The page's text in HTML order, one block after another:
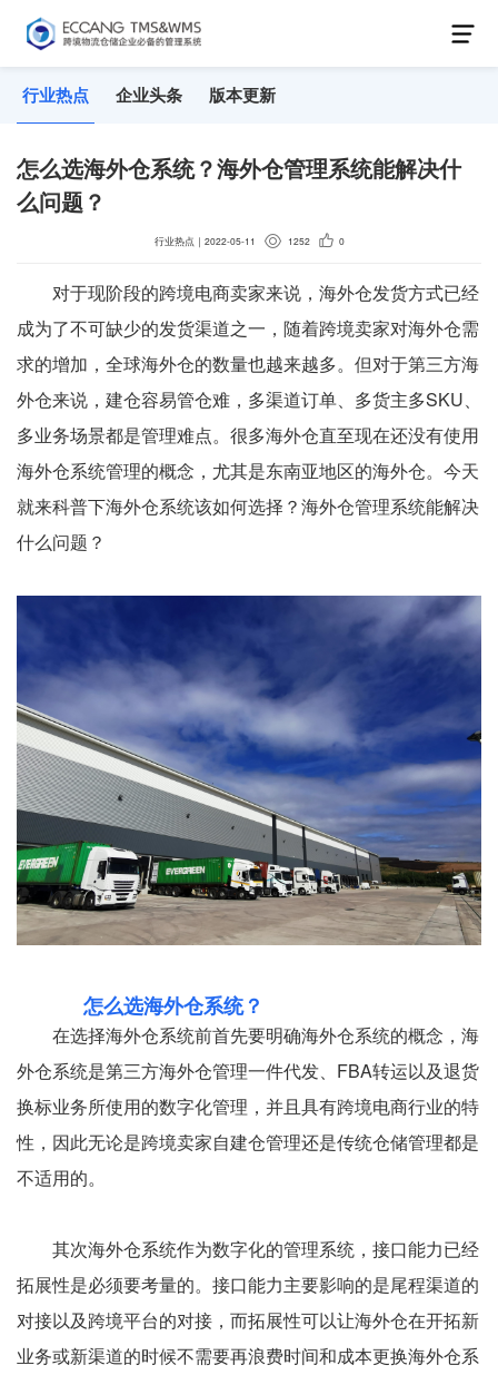
行业热点 企业头条 版本更新
怎么选海外仓系统？海外仓管理系统能解决什
么问题？
行业热点 ｜ 2022-05-11 1252 0
对于现阶段的跨境电商卖家来说，海外仓发货方式已经
成为了不可缺少的发货渠道之一，随着跨境卖家对海外仓需
求的增加，全球海外仓的数量也越来越多。但对于第三方海
外仓来说，建仓容易管仓难，多渠道订单、多货主多SKU、
多业务场景都是管理难点。很多海外仓直至现在还没有使用
海外仓系统管理的概念，尤其是东南亚地区的海外仓。今天
就来科普下海外仓系统该如何选择？海外仓管理系统能解决
什么问题？
怎么选海外仓系统？
在选择海外仓系统前首先要明确海外仓系统的概念，海
外仓系统是第三方海外仓管理一件代发、FBA转运以及退货
换标业务所使用的数字化管理，并且具有跨境电商行业的特
性，因此无论是跨境卖家自建仓管理还是传统仓储管理都是
不适用的。
其次海外仓系统作为数字化的管理系统，接口能力已经
拓展性是必须要考量的。接口能力主要影响的是尾程渠道的
对接以及跨境平台的对接，而拓展性可以让海外仓在开拓新
业务或新渠道的时候不需要再浪费时间和成本更换海外仓系